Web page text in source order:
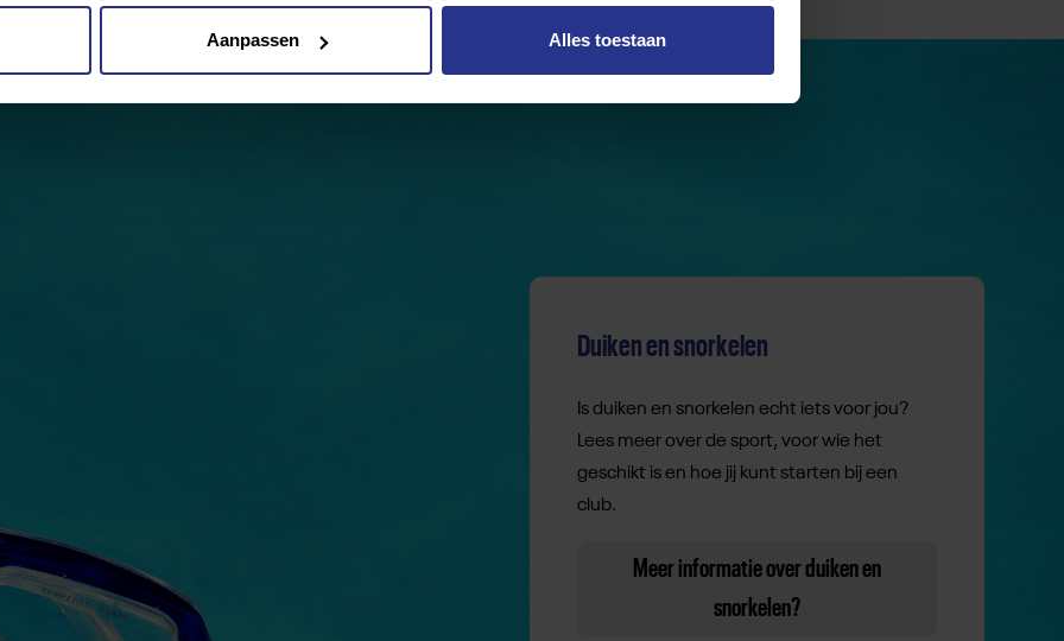
Aanpassen Alles toestaan
Duiken en snorkelen
Is duiken en snorkelen echt iets voor jou?
Lees meer over de sport, voor wie het
geschikt is en hoe jij kunt starten bij een
club.
Meer informatie over duiken en
snorkelen?